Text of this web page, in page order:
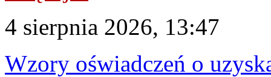
4 sierpnia 2026, 13:47
Wzory oświadczeń o